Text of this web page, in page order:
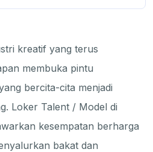
kreatif yang terus
membuka pintu
bercita-cita menjadi
Loker Talent / Model di
kesempatan berharga
bakat dan